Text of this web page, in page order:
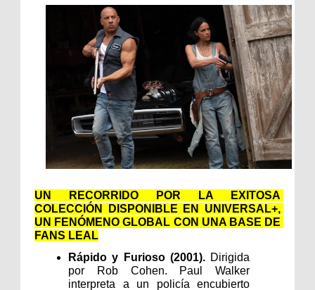
UN RECORRIDO POR LA EXITOSA
COLECCIÓN DISPONIBLE EN UNIVERSAL+,
UN FENÓMENO GLOBAL CON UNA BASE DE
FANS LEAL
Rápido y Furioso (2001). Dirigida
por Rob Cohen. Paul Walker
interpreta a un policía encubierto